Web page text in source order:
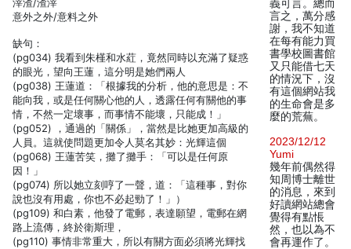
意外之外/意料之外
缺句：
(pg034) 我看到朱槿和水葒，竟然同時以充滿了疑惑
的眼光，望向王蓮，這分明是她們兩人
(pg038) 王蓮道：「根據我的分析，他的意思是：不
能向我，或是任何關心他的人，透露任何有關他的事
情，不然一定壞事，而事情不能壞，只能成！」
(pg052) ，通過的「關係」，當然是比她更加高級的
人員。這就使問題更加令人莫名其妙：光輝這個
(pg068) 王蓮苦笑，攤了攤手：「可以是任何原
因！」
(pg074) 所以她立刻哼了一聲，道：「這種事，對你
說也沒有用處，你也不必起勁了！」）
(pg109) 和白素，他發了電郵，表達願望，電郵在網
路上流傳，終於衛斯理，
(pg110) 事情非常重大，所以有關方面必須將光輝找
義可言。總而
言之，萬分感
謝，我不知道
在每有能力買
書學校圖書館
又只能借七天
的情況下，沒
有這個網站我
的生命會是多
麼的荒蕪。
2023/12/12
Yumi
幾年前偶然得
知周博士離世
的消息，來到
好讀網站總會
覺得有點悵
然，也以為不
會再運作了。